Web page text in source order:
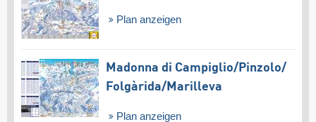
Plan anzeigen
Madonna di Campiglio/​Pinzolo/​
Folgàrida/​Marilleva
Plan anzeigen